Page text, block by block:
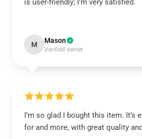
is user-friendly; I’m very satisfied.
M Mason
Verified owner
I’m so glad I bought this item. It’s
for and more, with great quality